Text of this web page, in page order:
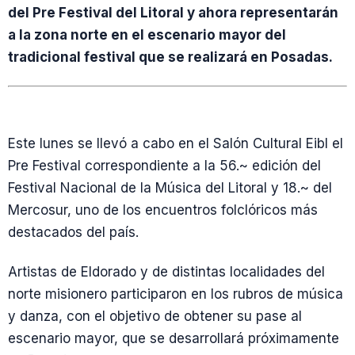
del Pre Festival del Litoral y ahora representarán
a la zona norte en el escenario mayor del
tradicional festival que se realizará en Posadas.
Este lunes se llevó a cabo en el Salón Cultural Eibl el
Pre Festival correspondiente a la 56.~ edición del
Festival Nacional de la Música del Litoral y 18.~ del
Mercosur, uno de los encuentros folclóricos más
destacados del país.
Artistas de Eldorado y de distintas localidades del
norte misionero participaron en los rubros de música
y danza, con el objetivo de obtener su pase al
escenario mayor, que se desarrollará próximamente